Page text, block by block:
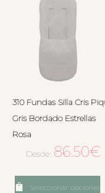
310 Fundas Silla Cris
Gris Bordado Estrellas
Rosa
Desde: 86.50€
Seleccionar opciones